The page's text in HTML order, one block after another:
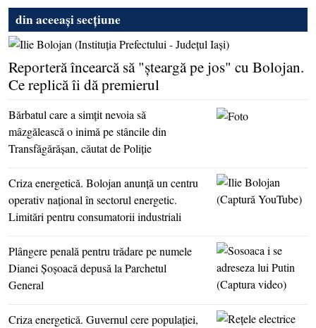
din aceeași secțiune
Reporteră încearcă să "şteargă pe jos" cu Bolojan.
Ce replică îi dă premierul
Bărbatul care a simţit nevoia să
mâzgălească o inimă pe stâncile din
Transfăgărăşan, căutat de Poliţie
Criza energetică. Bolojan anunţă un centru
operativ naţional în sectorul energetic.
Limitări pentru consumatorii industriali
Plângere penală pentru trădare pe numele
Dianei Şoşoacă depusă la Parchetul
General
Criza energetică. Guvernul cere populaţiei,